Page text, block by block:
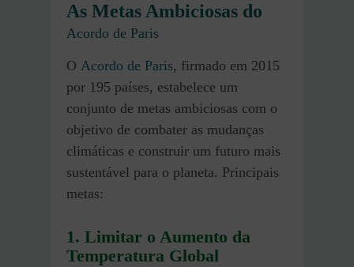
As Metas Ambiciosas do
Acordo de Paris
O Acordo de Paris, firmado em 2015
por 195 países, estabelece um
conjunto de metas ambiciosas com o
objetivo de combater as mudanças
climáticas e construir um futuro mais
sustentável para o planeta. Principais
metas:
1. Limitar o Aumento da
Temperatura Global